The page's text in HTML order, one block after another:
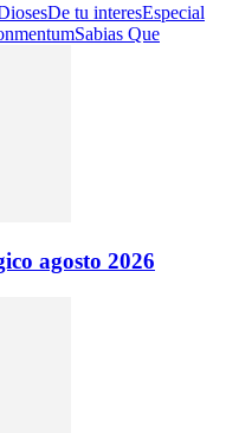
De tu interesEspecial
Sabias Que
agosto 2026